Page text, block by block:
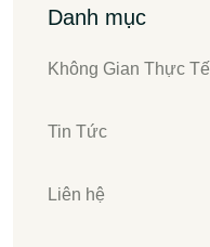
Danh mục
Không Gian Thực Tế
Tin Tức
Liên hệ